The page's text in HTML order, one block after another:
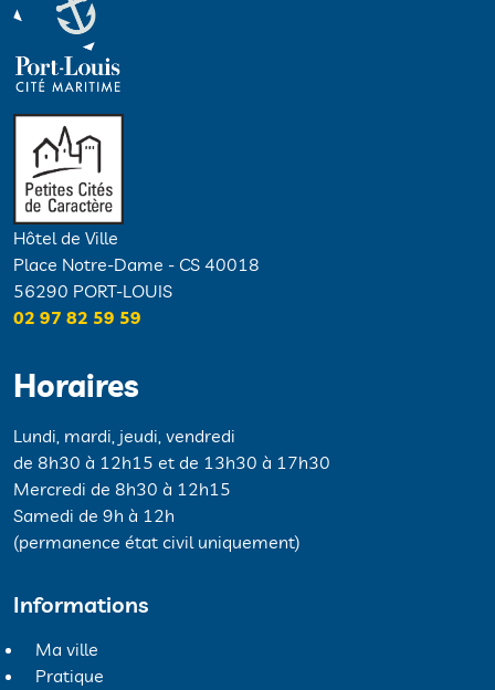
Hôtel de Ville
Place Notre-Dame - CS 40018
56290 PORT-LOUIS
02 97 82 59 59
Horaires
Lundi, mardi, jeudi, vendredi
de 8h30 à 12h15 et de 13h30 à 17h30
Mercredi de 8h30 à 12h15
Samedi de 9h à 12h
(permanence état civil uniquement)
Informations
Ma ville
Pratique